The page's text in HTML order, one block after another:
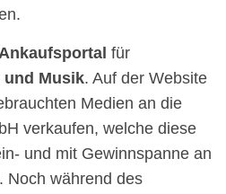
für
und Musik. Auf der Website
Medien an die
verkaufen, welche diese
und mit Gewinnspanne an
Noch während des